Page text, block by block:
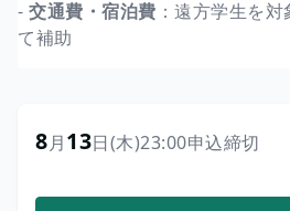
- 交通費・宿泊費 ：遠方学生を
て補助
8月13日(木)23:00申込締切